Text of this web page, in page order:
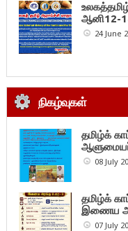
ஆனி12-
24 June
நிகழ்வுகள்
தமிழ்க்
08 July
தமிழ்க்
இணைய
07 July